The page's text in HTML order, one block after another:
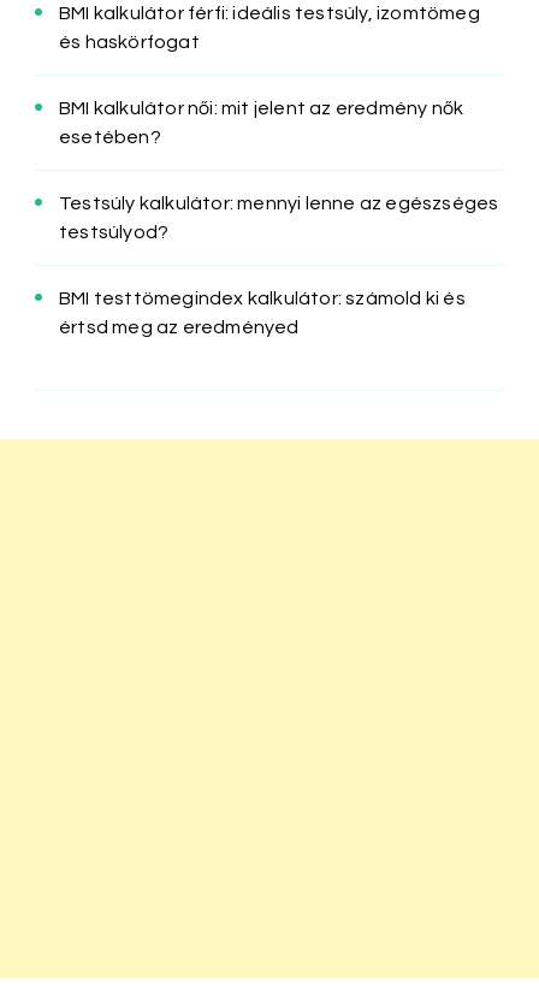
BMI kalkulátor férfi: ideális testsúly, izomtömeg
és haskörfogat
BMI kalkulátor női: mit jelent az eredmény nők
esetében?
Testsúly kalkulátor: mennyi lenne az egészséges
testsúlyod?
BMI testtömegindex kalkulátor: számold ki és
értsd meg az eredményed